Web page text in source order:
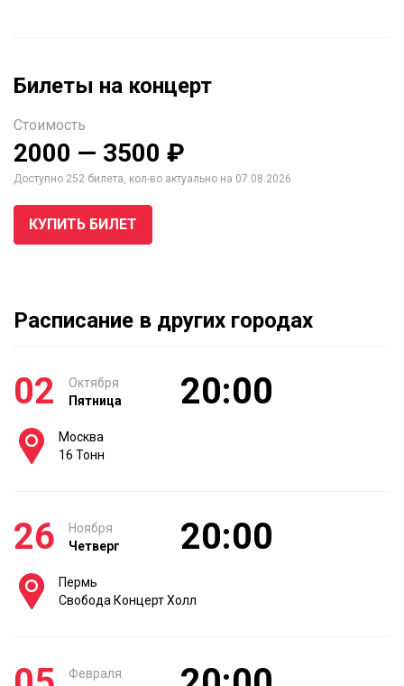
Билеты на концерт
Стоимость
2000 — 3500 ₽
Доступно 252 билета, кол-во актуально на 07.08.2026
КУПИТЬ БИЛЕТ
Расписание в других городах
02
Октября
Пятница
20:00
Москва
16 Тонн
26
Ноября
Четверг
20:00
Пермь
Свобода Концерт Холл
Февраля